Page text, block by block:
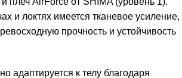
и локтях имеется тканевое усиление,
прочность и устойчивость
адаптируется к телу благодаря